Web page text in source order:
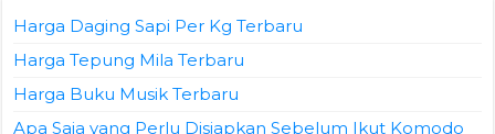
Harga Daging Sapi Per Kg Terbaru
Harga Tepung Mila Terbaru
Harga Buku Musik Terbaru
Apa Saja yang Perlu Disiapkan Sebelum Ikut Komodo